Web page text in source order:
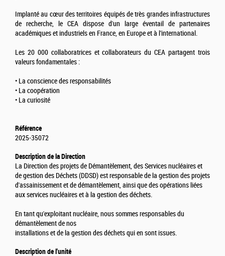
Implanté au cœur des territoires équipés de très grandes infrastructures
de recherche, le CEA dispose d'un large éventail de partenaires
académiques et industriels en France, en Europe et à l'international.
Les 20 000 collaboratrices et collaborateurs du CEA partagent trois
valeurs fondamentales :
• La conscience des responsabilités
• La coopération
• La curiosité
Référence
2025-35072
Description de la Direction
La Direction des projets de Démantèlement, des Services nucléaires et
de gestion des Déchets (DDSD) est responsable de la gestion des projets
d'assainissement et de démantèlement, ainsi que des opérations liées
aux services nucléaires et à la gestion des déchets.
En tant qu'exploitant nucléaire, nous sommes responsables du
démantèlement de nos
installations et de la gestion des déchets qui en sont issues.
Description de l'unité